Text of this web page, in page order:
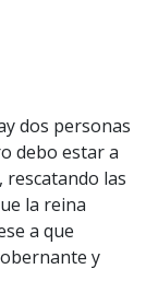
dos personas
debo estar a
rescatando las
la reina
a que
y